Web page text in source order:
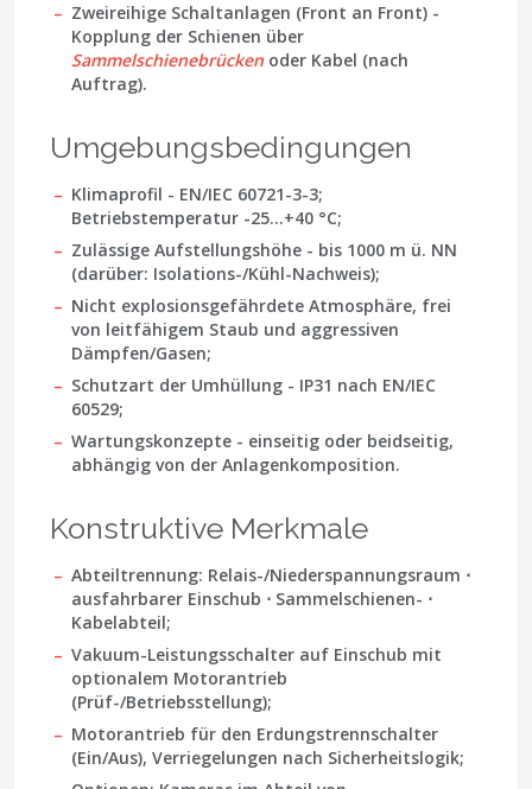
Zweireihige Schaltanlagen (Front an Front) -
Kopplung der Schienen über
Sammelschienebrücken oder Kabel (nach
Auftrag).
Umgebungsbedingungen
Klimaprofil - EN/IEC 60721-3-3;
Betriebstemperatur -25…+40 °C;
Zulässige Aufstellungshöhe - bis 1000 m ü. NN
(darüber: Isolations-/Kühl-Nachweis);
Nicht explosionsgefährdete Atmosphäre, frei
von leitfähigem Staub und aggressiven
Dämpfen/Gasen;
Schutzart der Umhüllung - IP31 nach EN/IEC
60529;
Wartungskonzepte - einseitig oder beidseitig,
abhängig von der Anlagenkomposition.
Konstruktive Merkmale
Abteiltrennung: Relais-/Niederspannungsraum ⋅
ausfahrbarer Einschub ⋅ Sammelschienen- ⋅
Kabelabteil;
Vakuum-Leistungsschalter auf Einschub mit
optionalem Motorantrieb
(Prüf-/Betriebsstellung);
Motorantrieb für den Erdungstrennschalter
(Ein/Aus), Verriegelungen nach Sicherheitslogik;